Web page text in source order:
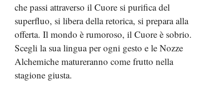
che passi attraverso il Cuore si purifica del
superfluo, si libera della retorica, si prepara alla
offerta. Il mondo è rumoroso, il Cuore è sobrio.
Scegli la sua lingua per ogni gesto e le Nozze
Alchemiche matureranno come frutto nella
stagione giusta.